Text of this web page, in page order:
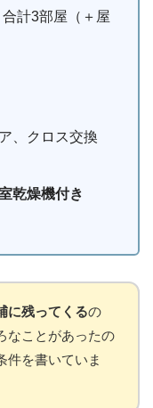
計3部屋（＋屋
、クロス交換
乾燥機付き
に残ってくるの
なことがあったの
件を書いていま